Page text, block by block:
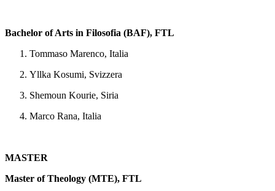
Bachelor of Arts in Filosofia (BAF), FTL
Tommaso Marenco, Italia
Yllka Kosumi, Svizzera
Shemoun Kourie, Siria
Marco Rana, Italia
MASTER
Master of Theology (MTE), FTL